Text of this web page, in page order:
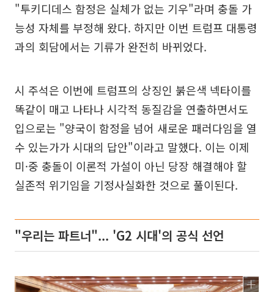
"투키디데스 함정은 실체가 없는 기우"라며 충돌 가
능성 자체를 부정해 왔다. 하지만 이번 트럼프 대통령
과의 회담에서는 기류가 완전히 바뀌었다.
시 주석은 이번에 트럼프의 상징인 붉은색 넥타이를
똑같이 매고 나타나 시각적 동질감을 연출하면서도
입으로는 "양국이 함정을 넘어 새로운 패러다임을 열
수 있는가가 시대의 답안"이라고 말했다. 이는 이제
미·중 충돌이 이론적 가설이 아닌 당장 해결해야 할
실존적 위기임을 기정사실화한 것으로 풀이된다.
"우리는 파트너"... 'G2 시대'의 공식 선언